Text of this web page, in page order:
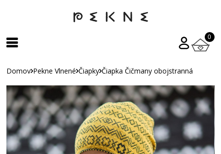
0
Domov Pekne Vlnené Čiapky Čiapka Čičmany obojstranná